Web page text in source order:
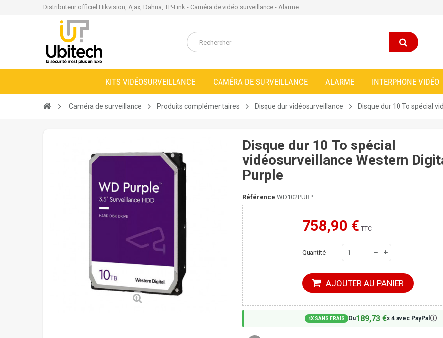
Distributeur officiel Hikvision, Ajax, Dahua, TP-Link - Caméra de vidéo surveillance - Alarme
KITS VIDÉOSURVEILLANCE CAMÉRA DE SURVEILLANCE ALARME INTERPHONE VIDÉO
Caméra de surveillance Produits complémentaires Disque dur vidéosurveillance Disque dur 10 To spécial
Disque dur 10 To spécial
vidéosurveillance Western
Purple
Référence WD102PURP
758,90 € TTC
Moins cher ailleurs ?
Quantité
AJOUTER AU PANIER
4X SANS FRAIS Ou189,73 €x 4 avec PayPal🛈